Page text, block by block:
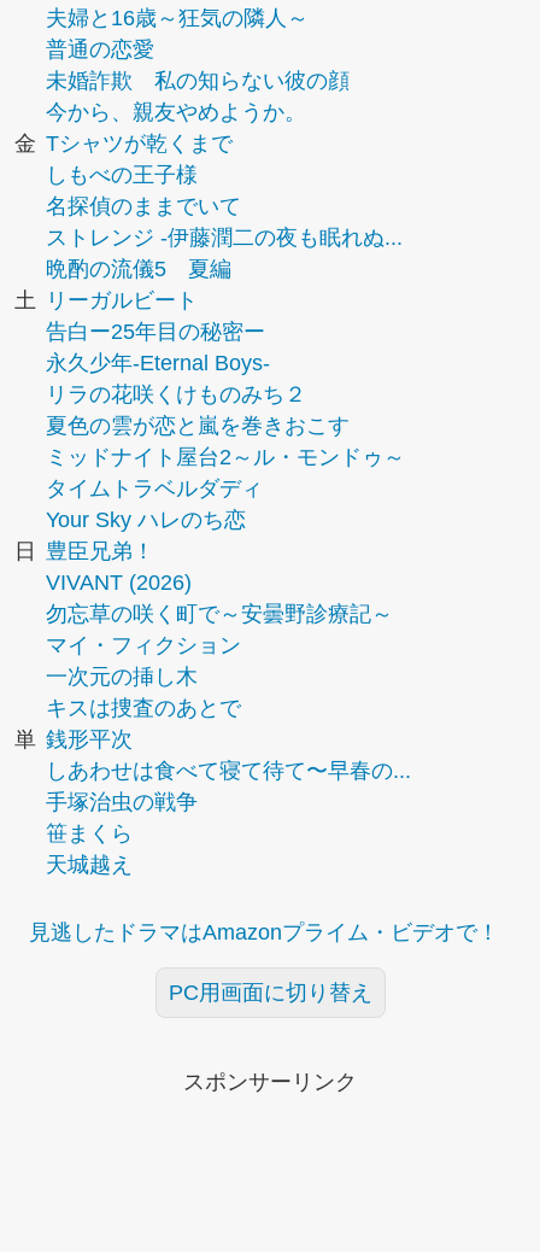
夫婦と16歳～狂気の隣人～
普通の恋愛
未婚詐欺 私の知らない彼の顔
今から、親友やめようか。
金 Tシャツが乾くまで
しもべの王子様
名探偵のままでいて
ストレンジ -伊藤潤二の夜も眠れぬ...
晩酌の流儀5 夏編
土
リーガルビート
告白ー25年目の秘密ー
永久少年-Eternal Boys-
リラの花咲くけものみち２
夏色の雲が恋と嵐を巻きおこす
ミッドナイト屋台2～ル・モンドゥ～
タイムトラベルダディ
Your Sky ハレのち恋
日
豊臣兄弟！
VIVANT (2026)
勿忘草の咲く町で～安曇野診療記～
マイ・フィクション
一次元の挿し木
キスは捜査のあとで
単 銭形平次
しあわせは食べて寝て待て〜早春の...
手塚治虫の戦争
笹まくら
天城越え
見逃したドラマはAmazonプライム・ビデオで！
PC用画面に切り替え
スポンサーリンク